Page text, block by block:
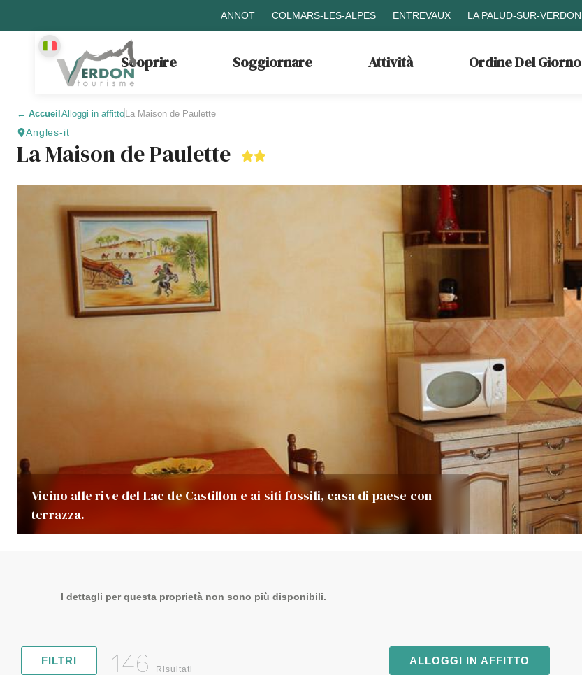
ANNOT COLMARS-LES-ALPES ENTREVAUX LA PALUD-SUR-VERDON
Scoprire Soggiornare Attività Ordine Del Giorno
← AccueilAlloggi in affittoLa Maison de Paulette
Angles-it
La Maison de Paulette
Vicino alle rive del Lac de Castillon e ai siti fossili, casa di paese con
terrazza.
I dettagli per questa proprietà non sono più disponibili.
FILTRI 146 Risultati
ALLOGGI IN AFFITTO